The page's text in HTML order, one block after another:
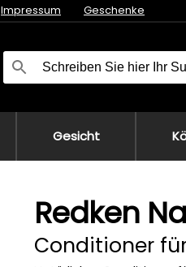
Impressum Geschenke
Gesicht
Redken
Conditioner